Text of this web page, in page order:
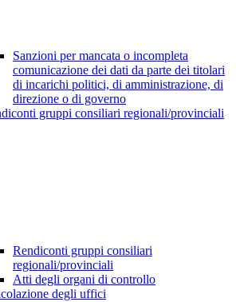
Sanzioni per mancata o incompleta
comunicazione dei dati da parte dei titolari
di incarichi politici, di amministrazione, di
direzione o di governo
gruppi consiliari regionali/provinciali
Rendiconti gruppi consiliari
regionali/provinciali
Atti degli organi di controllo
degli uffici